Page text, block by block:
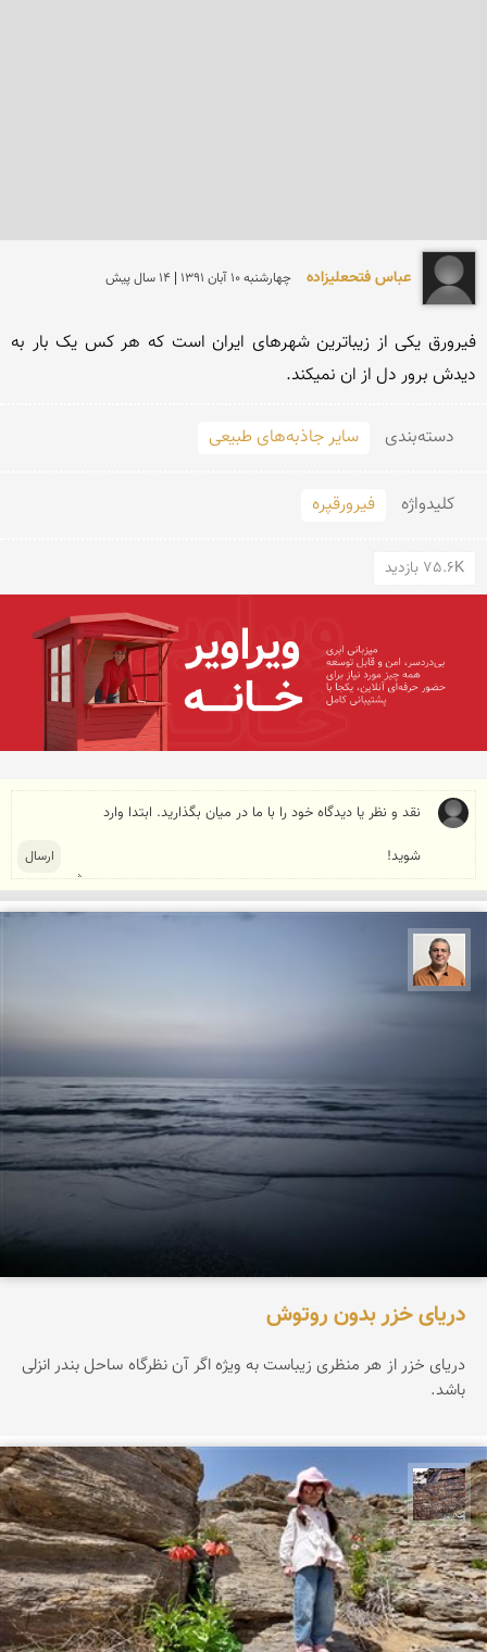
عباس فتحعلیزاده چهارشنبه 10 آبان 1391 | 14 سال پیش
دیدش برور دل از ان نمیکند.
دسته‌بندی سایر جاذبه‌های طبیعی
کلید‌واژه فیرورقپره
75.6K بازدید
دریای خزر بدون روتوش
دریای خزر از هر منظری زیباست به ویژه اگر آن نظرگاه ساحل بندر انزلی
باشد.
محمد ناصری فرد